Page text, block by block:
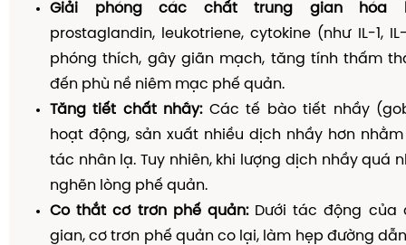
Giải phóng các chất trung gian hóa
prostaglandin, leukotriene, cytokine (như IL-1,
phóng thích, gây giãn mạch, tăng tính thấm
đến phù nề niêm mạc phế quản.
Tăng tiết chất nhầy:Các tế bào tiết nhầy
hoạt động, sản xuất nhiều dịch nhầy hơn
tác nhân lạ. Tuy nhiên, khi lượng dịch nhầy quá
nghẽn lòng phế quản.
Co thắt cơ trơn phế quản:Dưới tác động của
gian, cơ trơn phế quản co lại, làm hẹp đường